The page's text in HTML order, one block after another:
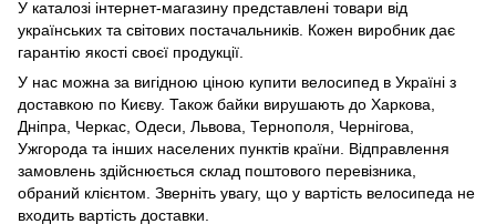
У каталозі інтернет-магазину представлені товари від
українських та світових постачальників. Кожен виробник дає
гарантію якості своєї продукції.
У нас можна за вигідною ціною купити велосипед в Україні з
доставкою по Києву. Також байки вирушають до Харкова,
Дніпра, Черкас, Одеси, Львова, Тернополя, Чернігова,
Ужгорода та інших населених пунктів країни. Відправлення
замовлень здійснюється склад поштового перевізника,
обраний клієнтом. Зверніть увагу, що у вартість велосипеда не
входить вартість доставки.